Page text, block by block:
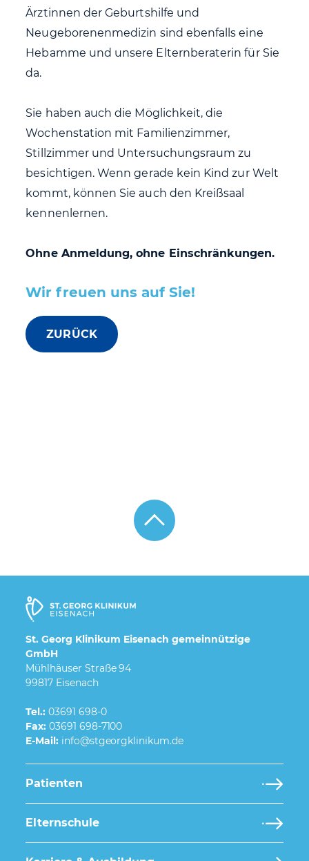
Ärztinnen der Geburtshilfe und
Neugeborenenmedizin sind ebenfalls eine
Hebamme und unsere Elternberaterin für Sie
da.
Sie haben auch die Möglichkeit, die
Wochenstation mit Familienzimmer,
Stillzimmer und Untersuchungsraum zu
besichtigen. Wenn gerade kein Kind zur Welt
kommt, können Sie auch den Kreißsaal
kennenlernen.
Ohne Anmeldung, ohne Einschränkungen.
Wir freuen uns auf Sie!
ZURÜCK
St. Georg Klinikum Eisenach gemeinnützige
GmbH
Mühlhäuser Straße 94
99817 Eisenach
Tel.: 03691 698-0
Fax: 03691 698-7100
E-Mail:
Patienten
Elternschule